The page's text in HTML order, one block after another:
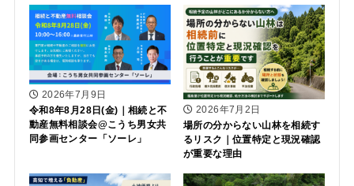
2026年7月9日
令和8年8月28日(金)｜相続と不
動産無料相談会@こうち男女共
同参画センター「ソーレ」
2026年7月2日
場所の分からない山林を相続す
るリスク｜位置特定と現況確認
が重要な理由